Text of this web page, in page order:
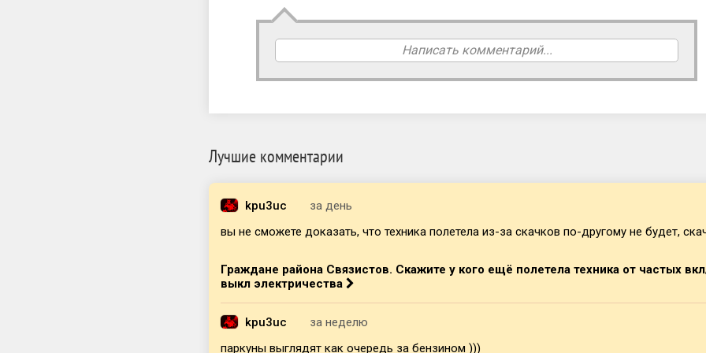
Написать комментарий...
Лучшие комментарии
kpu3uc за день
вы не сможете доказать, что техника полетела из-за скачков по-другому не будет,
Граждане района Связистов. Скажите у кого ещё полетела техника от частых
выкл электричества
kpu3uc за неделю
паркуны выглядят как очередь за бензином )))